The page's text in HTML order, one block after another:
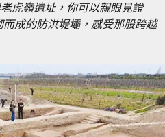
虎嶺遺址，你可以親眼見證
成的防洪堤壩，感受那股跨越